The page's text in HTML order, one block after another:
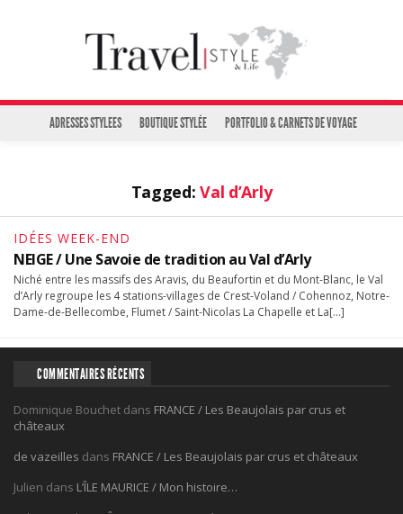
ADRESSES STYLEES BOUTIQUE STYLÉE PORTFOLIO & CARNETS DE VOYAGE
Tagged:Val d’Arly
IDÉES WEEK-END
NEIGE / Une Savoie de tradition au Val d’Arly
Niché entre les massifs des Aravis, du Beaufortin et du Mont-Blanc, le Val
d’Arly regroupe les 4 stations-villages de Crest-Voland / Cohennoz, Notre-
Dame-de-Bellecombe, Flumet / Saint-Nicolas La Chapelle et La[…]
COMMENTAIRES RÉCENTS
Dominique Bouchet dans FRANCE / Les Beaujolais par crus et
châteaux
de vazeilles dans FRANCE / Les Beaujolais par crus et châteaux
Julien dans L’ÎLE MAURICE / Mon histoire…